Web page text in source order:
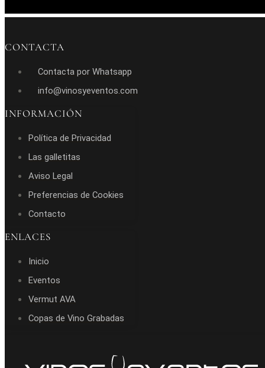
CONTACTA
Contacta por Whatsapp
info@vinosyeventos.com
INFORMACIÓN
Política de Privacidad
Las galletitas
Aviso Legal
Preferencias de Cookies
Contacto
ENLACES
Inicio
Eventos
Vermut AVA
Copas de Vino Grabadas